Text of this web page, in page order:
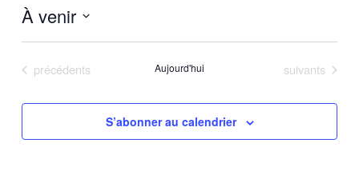
À venir
date.Évènements
précédents Aujourd'hui Évènements
suivants
S’abonner au calendrier